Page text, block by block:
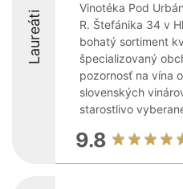
Laureáti
Vinotéka Pod
R. Štefánika 34 v
bohatý sortiment
špecializovaný
pozornosť na vína
slovenských
starostlivo
9.8